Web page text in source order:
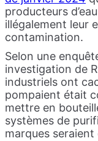
producteurs
illégalement leur
contamination.
Selon une
investigation de
industriels ont
pompaient était
mettre en
systèmes de
marques seraient